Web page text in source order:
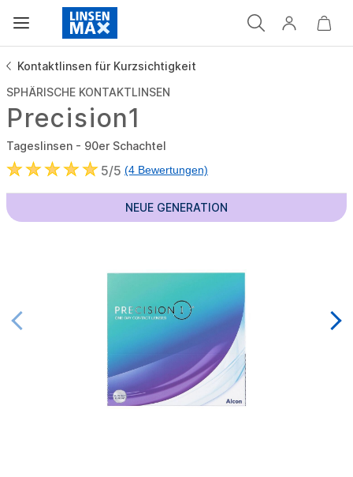
Kontaktlinsen für Kurzsichtigkeit
SPHÄRISCHE KONTAKTLINSEN
Precision1
Tageslinsen - 90er Schachtel
5/5 (4 Bewertungen)
NEUE GENERATION